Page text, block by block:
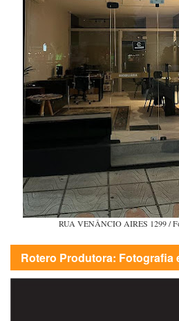
RUA VENÂNCIO AIRES 1299 /
Rotero Produtora: Fotografia